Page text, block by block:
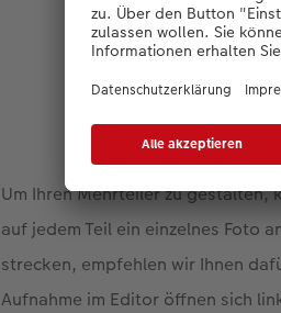
Um Ihren Mehrteiler zu gestalten,
auf jedem Teil ein einzelnes Foto
strecken, empfehlen wir Ihnen
Aufnahme im Editor öffnen sich